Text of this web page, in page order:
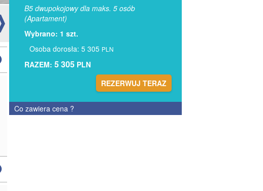
B5 dwupokojowy dla maks. 5 osób
(Apartament)
Wybrano: 1 szt.
Osoba dorosła: 5 305 PLN
RAZEM: 5 305 PLN
REZERWUJ TERAZ
Co zawiera cena ?